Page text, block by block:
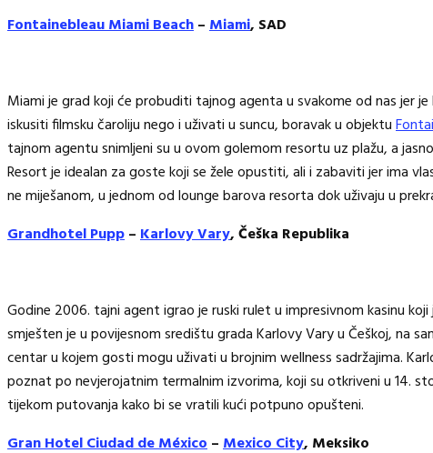
Fontainebleau Miami Beach–Miami, SAD
Miami je grad koji će probuditi tajnog agenta u svakome od nas jer
iskusiti filmsku čaroliju nego i uživati u suncu, boravak u objektu
tajnom agentu snimljeni su u ovom golemom resortu uz plažu, a
Resort je idealan za goste koji se žele opustiti, ali i zabaviti jer ima
ne miješanom, u jednom od lounge barova resorta dok uživaju u
Grandhotel Pupp–Karlovy Vary, Češka Republika
Godine 2006. tajni agent igrao je ruski rulet u impresivnom kasinu
smješten je u povijesnom središtu grada Karlovy Vary u Češkoj, na
centar u kojem gosti mogu uživati u brojnim wellness sadržajima.
poznat po nevjerojatnim termalnim izvorima, koji su otkriveni u 14.
tijekom putovanja kako bi se vratili kući potpuno opušteni.
Gran Hotel Ciudad de México–Mexico City, Meksiko